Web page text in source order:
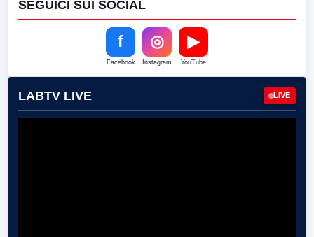
SEGUICI SUI SOCIAL
f
Facebook
◎
Instagram
▶
YouTube
LABTV LIVE LIVE